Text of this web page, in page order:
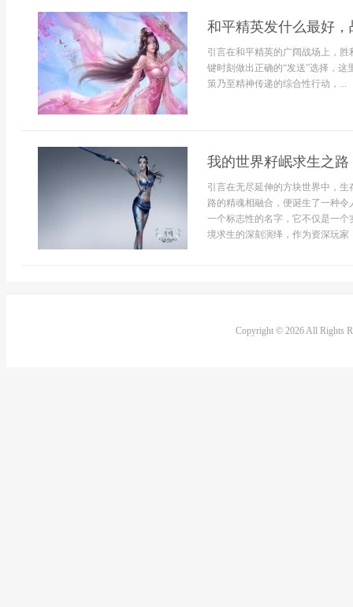
和平精英发什么最好
引言在和平精英的广阔战场上，
键时刻做出正确的“发送”选择，
策乃至精神传递的综合性行动，...
我的世界籽岷求生之
引言在无尽延伸的方块世界中，
路的精魂相融合，便诞生了一种
一个标志性的名字，它不仅是一
境求生的深刻演绎，作为资深玩家
Copyright © 2026 All Rights